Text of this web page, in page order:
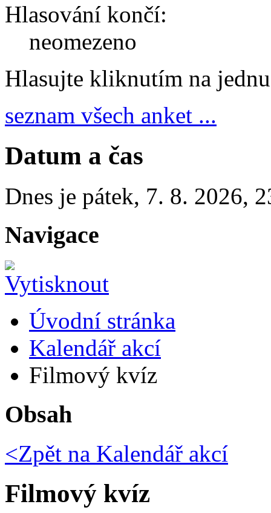
Hlasování končí:
neomezeno
Hlasujte kliknutím na
seznam všech anket ...
Datum a čas
Dnes je pátek, 7. 8. 2026,
Navigace
Úvodní stránka
Kalendář akcí
Filmový kvíz
Obsah
<Zpět na Kalendář akcí
Filmový kvíz